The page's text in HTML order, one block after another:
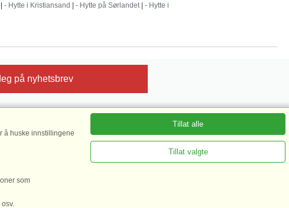
| - Hytte i Kristiansand | - Hytte på Sørlandet | - Hytte i
på nyhetsbrev
5, basert på mer enn 135.870 gjestevurderinger|
å huske innstillingene
som
Tillat alle
Tillat valgte